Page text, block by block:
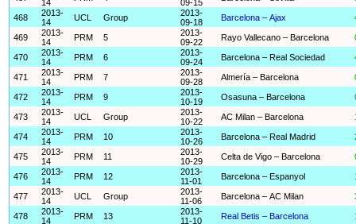
14
09-15
468
2013-
14
UCL Group
2013-
09-18
Barcelona – Ajax
469
2013-
14
PRM 5
2013-
09-22
Rayo Vallecano – Barcelona
470
2013-
14
PRM 6
2013-
09-24
Barcelona – Real Sociedad
471
2013-
14
PRM 7
2013-
09-28
Almería – Barcelona
472
2013-
14
PRM 9
2013-
10-19
Osasuna – Barcelona
473
2013-
14
UCL Group
2013-
10-22
AC Milan – Barcelona
474
2013-
14
PRM 10
2013-
10-26
Barcelona – Real Madrid
475
2013-
14
PRM 11
2013-
10-29
Celta de Vigo – Barcelona
476
2013-
14
PRM 12
2013-
11-01
Barcelona – Espanyol
477
2013-
14
UCL Group
2013-
11-06
Barcelona – AC Milan
478
2013-
14
PRM 13
2013-
11-10
Real Betis – Barcelona